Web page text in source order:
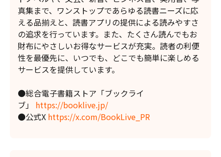
真集まで、ワンストップであらゆる読書ニーズに応
える品揃えと、読書アプリの提供による読みやすさ
の追求を行っています。また、たくさん読んでもお
財布にやさしいお得なサービスが充実。読者の利便
性を最優先に、いつでも、どこでも簡単に楽しめる
サービスを提供しています。
●総合電子書籍ストア「ブックライ
ブ」 https://booklive.jp/
●公式X https://x.com/BookLive_PR